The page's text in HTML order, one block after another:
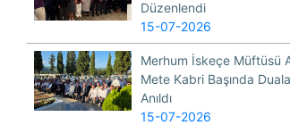
Düzenlendi
15-07-2026
Merhum İskeçe Müftüsü
Mete Kabri Başında
Anıldı
15-07-2026